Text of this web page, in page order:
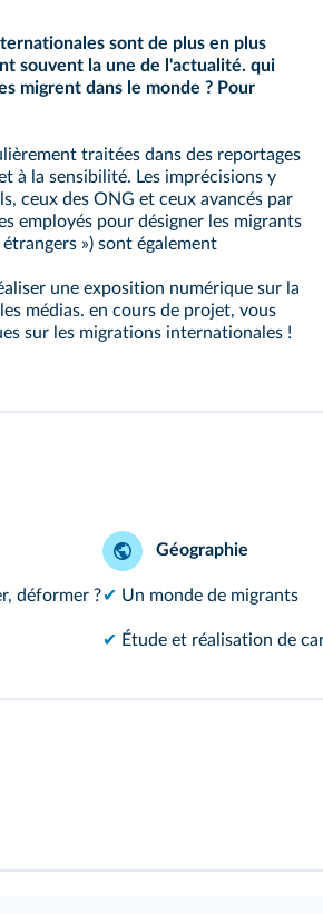
sont de plus en plus
souvent la une de l'actualité. qui
migrent dans le monde ? Pour
traitées dans des reportages
à la sensibilité. Les imprécisions y
ceux des ONG et ceux avancés par
employés pour désigner les migrants
étrangers ») sont également
une exposition numérique sur la
médias. en cours de projet, vous
sur les migrations internationales !
déformer ?
Géographie
✔ Un monde de migrants
✔ Étude et réalisation de